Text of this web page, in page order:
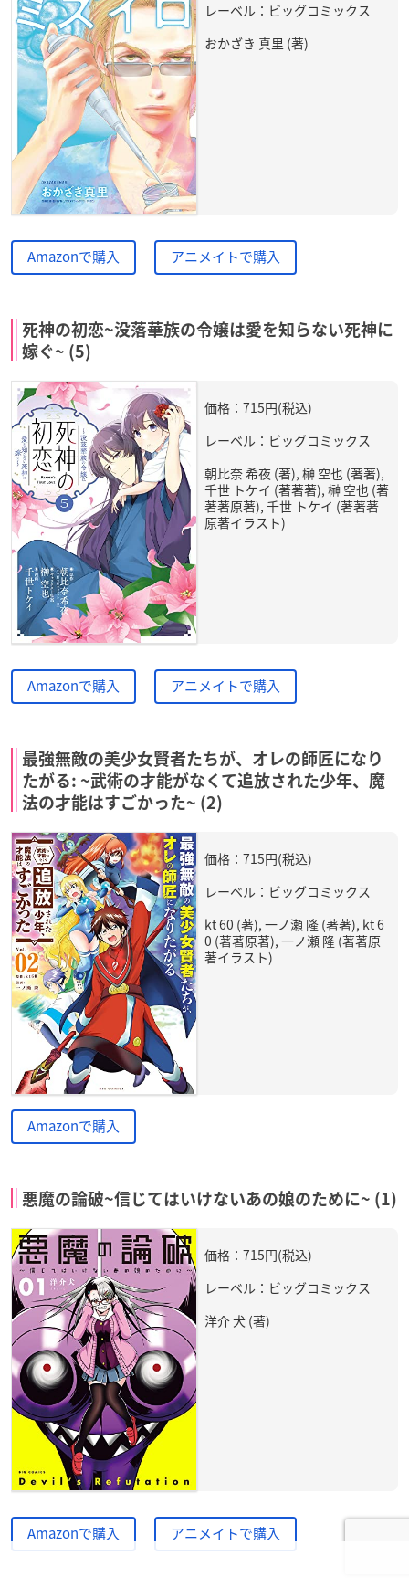
レーベル：ビッグコミックス
おかざき 真里 (著)
Amazonで購入 アニメイトで購入
死神の初恋~没落華族の令嬢は愛を知らない死神に
嫁ぐ~ (5)
価格：715円(税込)
レーベル：ビッグコミックス
朝比奈 希夜 (著), 榊 空也 (著著),
千世 トケイ (著著著), 榊 空也 (著
著著原著), 千世 トケイ (著著著
原著イラスト)
Amazonで購入 アニメイトで購入
最強無敵の美少女賢者たちが、オレの師匠になり
たがる: ~武術の才能がなくて追放された少年、魔
法の才能はすごかった~ (2)
価格：715円(税込)
レーベル：ビッグコミックス
kt 60 (著), 一ノ瀬 隆 (著著), kt 6
0 (著著原著), 一ノ瀬 隆 (著著原
著イラスト)
Amazonで購入
悪魔の論破~信じてはいけないあの娘のために~ (1)
価格：715円(税込)
レーベル：ビッグコミックス
洋介 犬 (著)
Amazonで購入 アニメイトで購入